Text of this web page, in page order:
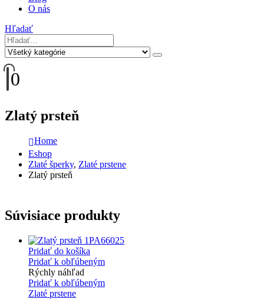
O nás
Hľadať
0
Zlatý prsteň
Home
Eshop
Zlaté šperky, Zlaté prstene
Zlatý prsteň
Súvisiace produkty
Pridať do košíka
Pridať k obľúbeným
Rýchly náhľad
Pridať k obľúbeným
Zlaté prstene